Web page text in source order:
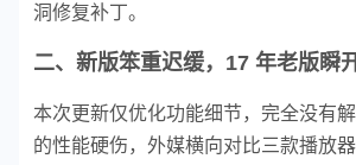
洞修复补丁。
二、新版笨重迟缓，17 年老版瞬
本次更新仅优化功能细节，完全没有
的性能硬伤，外媒横向对比三款播放